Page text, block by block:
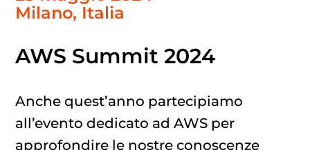
Milano, Italia
AWS Summit 2024
Anche quest’anno partecipiamo
all’evento dedicato ad AWS per
approfondire le nostre conoscenze